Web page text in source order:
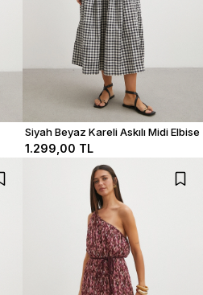
Siyah Beyaz Kareli Askılı Midi Elbise
1.299,00 TL